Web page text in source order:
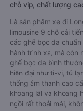
chỗ vip, chất lượng
Là sản phẩm xe đi
limousine 9 chỗ cải
các ghế bọc da chuẩn
hành trình xa, mà còn
ghế bọc da bình
hiện đại như ti-vi, tủ
thống âm thanh cao
khoang lái và khoang
ngồi rất thoải mái,